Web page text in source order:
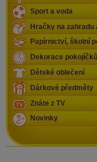
Sport a voda
Hračky na zahradu
Papírnictví, školní
Dekorace pokojíčků
Dětské oblečení
Dárkové předměty
Znáte z TV
Novinky